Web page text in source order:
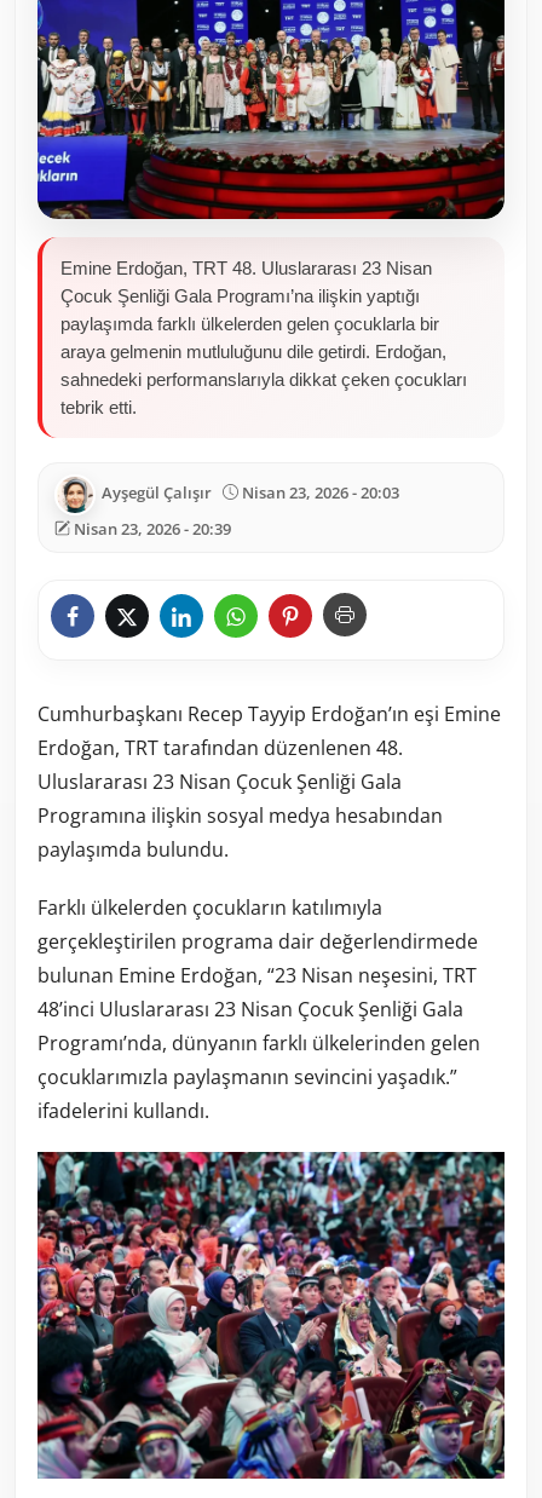
Resmi Reklamlar
Emine Erdoğan, TRT 48. Uluslararası 23 Nisan
Çocuk Şenliği Gala Programı’na ilişkin yaptığı
paylaşımda farklı ülkelerden gelen çocuklarla bir
araya gelmenin mutluluğunu dile getirdi. Erdoğan,
sahnedeki performanslarıyla dikkat çeken çocukları
tebrik etti.
Ayşegül Çalışır
Nisan 23, 2026 - 20:03
Nisan 23, 2026 - 20:39
Cumhurbaşkanı Recep Tayyip Erdoğan’ın eşi Emine
Erdoğan, TRT tarafından düzenlenen 48.
Uluslararası 23 Nisan Çocuk Şenliği Gala
Programına ilişkin sosyal medya hesabından
paylaşımda bulundu.
Farklı ülkelerden çocukların katılımıyla
gerçekleştirilen programa dair değerlendirmede
bulunan Emine Erdoğan, “23 Nisan neşesini, TRT
48’inci Uluslararası 23 Nisan Çocuk Şenliği Gala
Programı’nda, dünyanın farklı ülkelerinden gelen
çocuklarımızla paylaşmanın sevincini yaşadık.”
ifadelerini kullandı.